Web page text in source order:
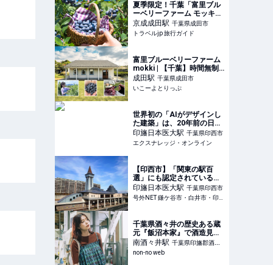
夏季限定！千葉「富里ブル
ーベリーファーム モッキ」
で過ごす、ゆったり食べ放
題とカフェ時間 | 千葉県 | ト
ラベルjp 旅行ガイド
京成成田駅 千葉県成田市
トラベルjp 旅行ガイド
富里ブルーベリーファーム
mokki | 【千葉】時間無制
限で50品種食べ比べ！富里
に“過ごす観光農園”mokki
ペットもOK！ | 千葉県富里
成田駅 千葉県成田市
いこーよとりっぷ
世界初の「AIがデザインし
た建築」は、20年前の日本
に建てられた駅舎だった |
エクスナレッジ・オンライ
ン｜知識が深まる、世界が
印旛日本医大駅 千葉県印西市
エクスナレッジ・オンライン
【印西市】「関東の駅百
選」にも認定されている北
総線の印旛日本医大駅
印旛日本医大駅 千葉県印西市
号外NET 鎌ケ谷市・白井市・印西市
千葉県酒々井の歴史ある蔵
元『飯沼本家』で酒造見学
＆日本酒の飲み比べ！【紺
野彩夏のこん酒場】Vol.21
南酒々井駅 千葉県印旛郡酒々
井町
non-no web